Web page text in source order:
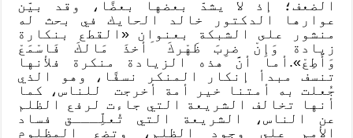
الضعف؛ إذ لا يشدّ بعضها بعضًا، وقد بيّن
عوارها الدكتور خالد الحايك في بحث له
منشور على الشبكة بعنوان «القطع بنكارة
زيادة وَإِنْ ضرِبَ ظَهْركَ َأخذَ مَالكَ فَاسْمَعْ
وَأَطِعْ».أما أنَّ هذه الزيادة منكرة فلأنها
تنسف مبدأ إنكار المنكر نسفًا، وهو الذي
جُعلت به أمتنا خير أمة أخرجت للناس، كما
أنها تخالف الشريعة التي جاءت لرفع الظلم
عن الناس، الشريعة التي تُعلِّـــق فساد
الأمم على وجود الظلم، وتضع المظلوم